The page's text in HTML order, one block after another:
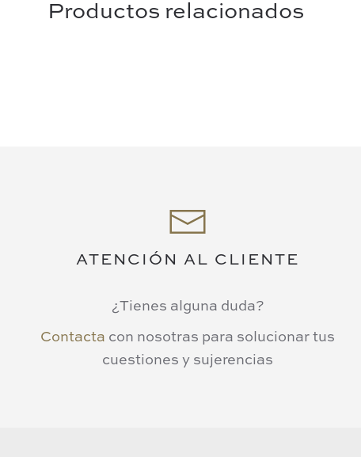
Productos relacionados
ATENCIÓN AL CLIENTE
¿Tienes alguna duda?
Contacta con nosotras para solucionar tus
cuestiones y sujerencias